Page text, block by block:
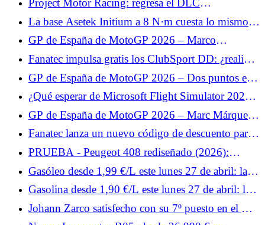
Project Motor Racing: regresa el DLC
desaparecido y llega un parche a continuación.
La base Asetek Initium a 8 N·m cuesta lo mismo
que la base de 5,5 N·m.
GP de España de MotoGP 2026 – Marco
Bezzecchi limita los daños en carrera: “Alex
Márquez fue demasiado rápido”
Fanatec impulsa gratis los ClubSport DD: ¿realidad
o marketing?
GP de España de MotoGP 2026 – Dos puntos en
carrera para Fabio Quartararo: “No estamos en
condiciones de ser positivos”
¿Qué esperar de Microsoft Flight Simulator 2024
en PlayStation VR2?
GP de España de MotoGP 2026 – Marc Márquez
pone en perspectiva su caída: “Aun así fue un buen
fin de semana”
Fanatec lanza un nuevo código de descuento para
todo el catálogo.
PRUEBA - Peugeot 408 rediseñado (2026):
nuestro veredicto al volante... Rechazado por los
clientes, el Peugeot 408 aprovecha el inevitable
lavado de cara a mitad de carrera para... Prueba
lunes 27 de abril de 2026
Gasóleo desde 1,99 €/L este lunes 27 de abril: las
estaciones más baratas para repostar gasóleo
Gasolina desde 1,90 €/L este lunes 27 de abril: las
estaciones más baratas para repostar SP95-E10
Johann Zarco satisfecho con su 7º puesto en el GP
de España de MotoGP 2026: “Un resultado